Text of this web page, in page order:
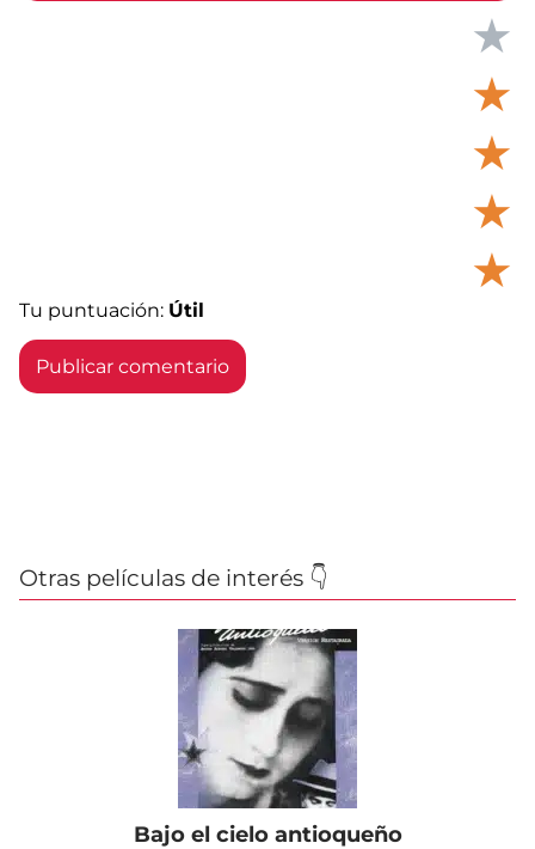
★
★
★
★
★
Tu puntuación: Útil
Otras películas de interés 👇
Bajo el cielo antioqueño